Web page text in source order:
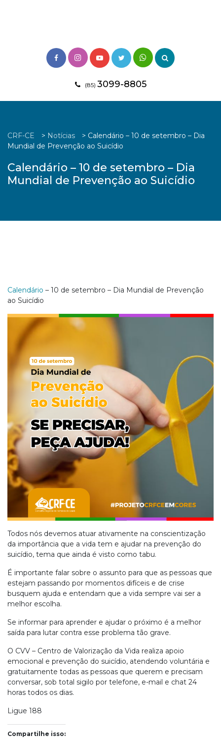
(85) 3099-8805
CRF-CE > Notícias > Calendário – 10 de setembro – Dia
Mundial de Prevenção ao Suicídio
Calendário – 10 de setembro – Dia
Mundial de Prevenção ao Suicídio
Calendário – 10 de setembro – Dia Mundial de Prevenção
ao Suicídio
Todos nós devemos atuar ativamente na conscientização
da importância que a vida tem e ajudar na prevenção do
suicídio, tema que ainda é visto como tabu.
É importante falar sobre o assunto para que as pessoas que
estejam passando por momentos difíceis e de crise
busquem ajuda e entendam que a vida sempre vai ser a
melhor escolha.
Se informar para aprender e ajudar o próximo é a melhor
saída para lutar contra esse problema tão grave.
O CVV – Centro de Valorização da Vida realiza apoio
emocional e prevenção do suicídio, atendendo voluntária e
gratuitamente todas as pessoas que querem e precisam
conversar, sob total sigilo por telefone, e-mail e chat 24
horas todos os dias.
Ligue 188
Compartilhe isso: